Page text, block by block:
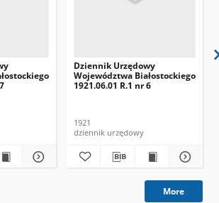
Dziennik Urzędowy
Województwa Białostockiego
1921.06.01 R.1 nr 6
1921
dziennik urzędowy
More